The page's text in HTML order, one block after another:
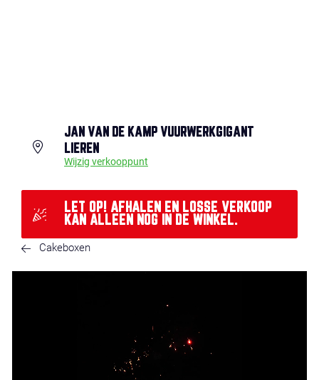
JAN VAN DE KAMP VUURWERKGIGANT
LIEREN
Wijzig verkooppunt
LET OP! AFHALEN EN LOSSE VERKOOP
KAN ALLEEN NOG IN DE WINKEL.
Cakeboxen